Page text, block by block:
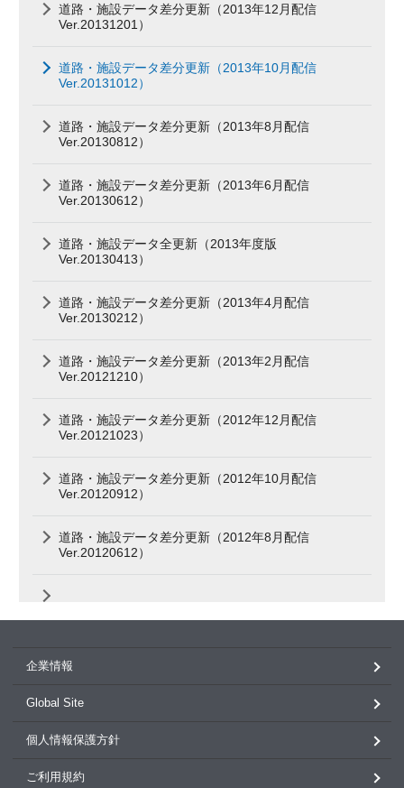
道路・施設データ差分更新（2013年12月配信
Ver.20131201）
道路・施設データ差分更新（2013年10月配信
Ver.20131012）
道路・施設データ差分更新（2013年8月配信
Ver.20130812）
道路・施設データ差分更新（2013年6月配信
Ver.20130612）
道路・施設データ全更新（2013年度版
Ver.20130413）
道路・施設データ差分更新（2013年4月配信
Ver.20130212）
道路・施設データ差分更新（2013年2月配信
Ver.20121210）
道路・施設データ差分更新（2012年12月配信
Ver.20121023）
道路・施設データ差分更新（2012年10月配信
Ver.20120912）
道路・施設データ差分更新（2012年8月配信
Ver.20120612）
企業情報
Global Site
個人情報保護方針
ご利用規約